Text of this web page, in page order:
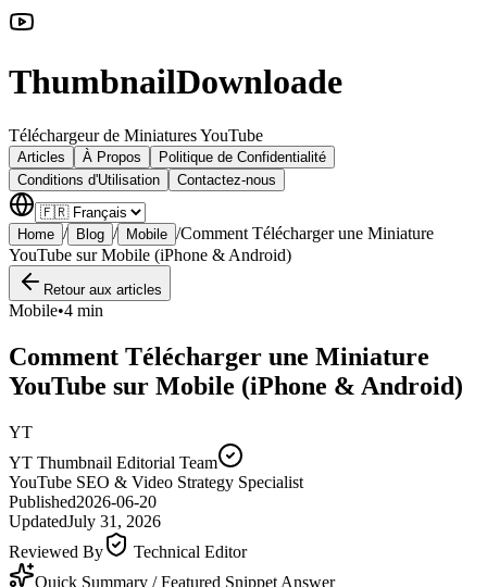
ThumbnailDownloade
Téléchargeur de Miniatures YouTube
Articles À Propos
Politique de Confidentialité
Conditions d'Utilisation
Contactez-nous
Home / Blog / Mobile /Comment Télécharger une Miniature
YouTube sur Mobile (iPhone & Android)
Retour aux articles
Mobile•4 min
Comment Télécharger une Miniature
YouTube sur Mobile (iPhone & Android)
YT
YT Thumbnail Editorial Team
YouTube SEO & Video Strategy Specialist
Published2026-06-20
UpdatedJuly 31, 2026
Reviewed By
Technical Editor
Quick Summary / Featured Snippet Answer